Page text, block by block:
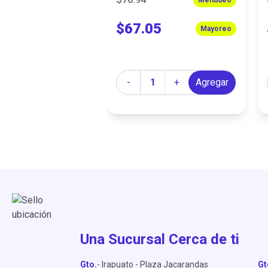
$67.05 Mayoreo
-
Cantidad + Agregar
Una Sucursal Cerca de ti
Gto.- Irapuato - Plaza Jacarandas